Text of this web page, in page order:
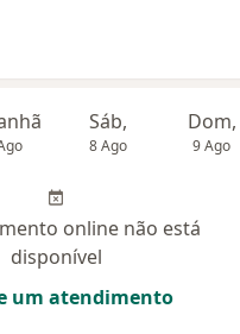
Sáb,
8 Ago
Dom,
9 Ago
online não está
disponível
um atendimento